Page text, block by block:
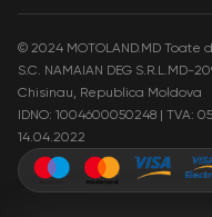
ЭЛ. АДРЕС
str. Pietrăriei 3A
+373 79 923 301
ЭЛ. АДРЕС
АДРЕС
Moldova or.
© 2024 MOTOLAND.MD
S.C. NAMAIAN DEG S.R.L.MD-
Chisinau, Republica Moldova
IDNO: 1004600050248 | TVA:
14.04.2022